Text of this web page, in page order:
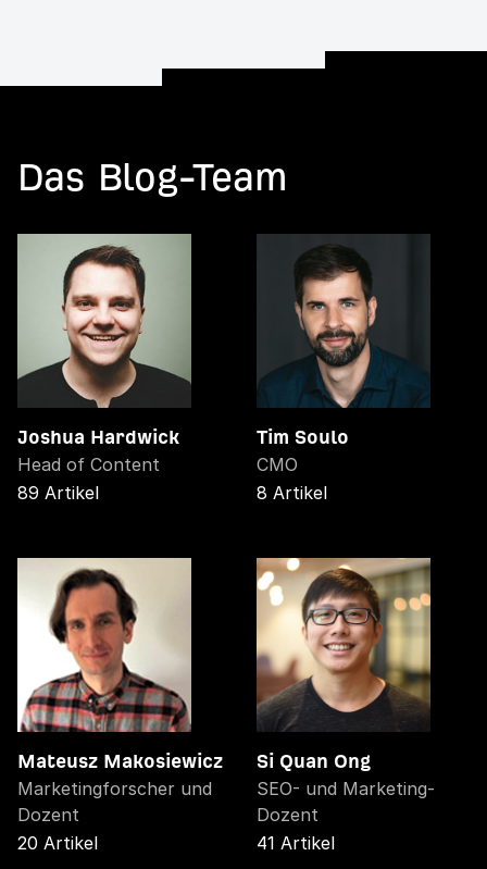
Das Blog-Team
Joshua Hardwick
Head of Content
89 Artikel
Tim Soulo
CMO
8 Artikel
Mateusz Makosiewicz
Marketingforscher und
Dozent
20 Artikel
Si Quan Ong
SEO- und Marketing-
Dozent
41 Artikel